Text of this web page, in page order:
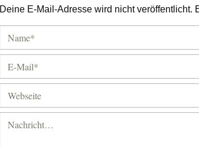
Deine E-Mail-Adresse wird nicht veröffentlicht.